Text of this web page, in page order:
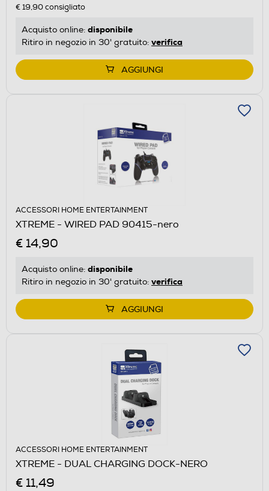
€ 19,90consigliato
Acquisto online: disponibile
Ritiro in negozio in 30' gratuito: verifica
AGGIUNGI
ACCESSORI HOME ENTERTAINMENT
XTREME - WIRED PAD 90415-nero
€ 14,90
Acquisto online: disponibile
Ritiro in negozio in 30' gratuito: verifica
AGGIUNGI
ACCESSORI HOME ENTERTAINMENT
XTREME - DUAL CHARGING DOCK-NERO
€ 11,49